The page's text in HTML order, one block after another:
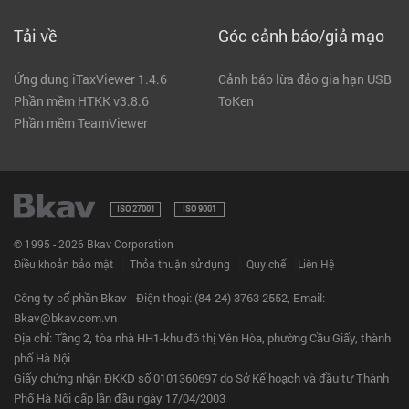
Tải về
Ứng dung iTaxViewer 1.4.6
Phần mềm HTKK v3.8.6
Phần mềm TeamViewer
Góc cảnh báo/giả mạo
Cảnh báo lừa đảo gia hạn USB
ToKen
ISO 27001 ISO 9001
© 1995 - 2026 Bkav Corporation
Điều khoản bảo mật
Thỏa thuận sử dụng Quy chế Liên Hệ
Công ty cổ phần Bkav - Điện thoại: (84-24) 3763 2552, Email:
Bkav@bkav.com.vn
Địa chỉ: Tầng 2, tòa nhà HH1-khu đô thị Yên Hòa, phường Cầu Giấy, thành
phố Hà Nội
Giấy chứng nhận ĐKKD số 0101360697 do Sở Kế hoạch và đầu tư Thành
Phố Hà Nội cấp lần đầu ngày 17/04/2003